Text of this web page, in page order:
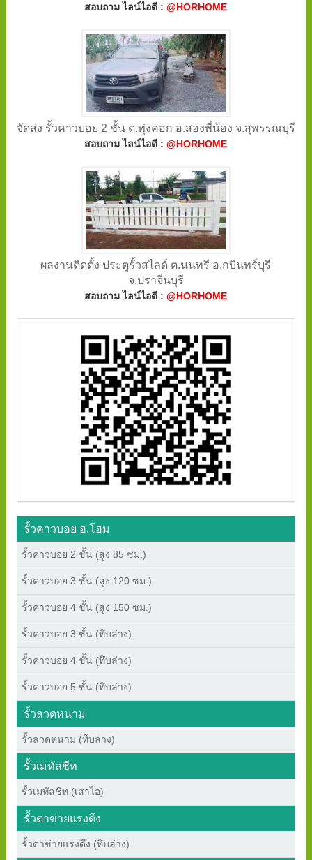
สอบถาม ไลน์ไอดี :@HORHOME
จัดส่ง รั้วคาวบอย 2 ชั้น ต.ทุ่งคอก อ.สองพี่น้อง จ.สุพรรณบุรี
สอบถาม ไลน์ไอดี :@HORHOME
ผลงานติดตั้ง ประตูรั้วสไลด์ ต.นนทรี อ.กบินทร์บุรี
จ.ปราจีนบุรี
สอบถาม ไลน์ไอดี :@HORHOME
รั้วคาวบอย ฮ.โฮม
รั้วคาวบอย 2 ชั้น (สูง 85 ซม.)
รั้วคาวบอย 3 ชั้น (สูง 120 ซม.)
รั้วคาวบอย 4 ชั้น (สูง 150 ซม.)
รั้วคาวบอย 3 ชั้น (ทึบล่าง)
รั้วคาวบอย 4 ชั้น (ทึบล่าง)
รั้วคาวบอย 5 ชั้น (ทึบล่าง)
รั้วลวดหนาม
รั้วลวดหนาม (ทึบล่าง)
รั้วเมทัลชีท
รั้วเมทัลชีท (เสาไอ)
รั้วตาข่ายแรงดึง
รั้วตาข่ายแรงดึง (ทึบล่าง)